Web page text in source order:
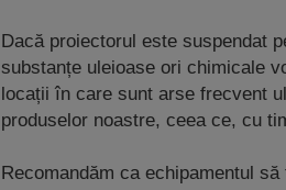
Dacă proiectorul este suspendat
substanțe uleioase ori chimicale
locații în care sunt arse frecvent
produselor noastre, ceea ce, cu
Recomandăm ca echipamentul